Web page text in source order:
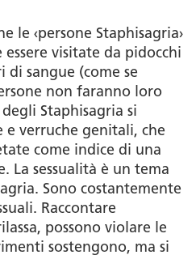
le ‹persone Staphisagria›
visitate da pidocchi
sangue (come se
non faranno loro
Staphisagria si
e verruche genitali, che
come indice di una
La sessualità è un tema
Sono costantemente
Raccontare
possono violare le
sostengono, ma si